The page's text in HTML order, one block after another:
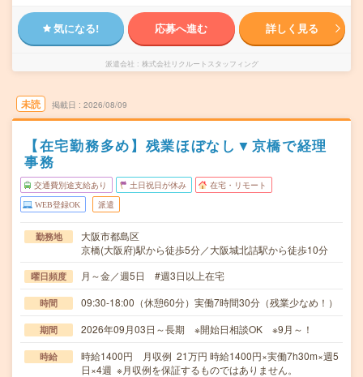
気になる! 応募へ進む 詳しく見る
派遣会社 株式会社リクルートスタッフィング
未読 掲載日 2026/08/09
【在宅勤務多め】残業ほぼなし▼京橋で経理
事務
交通費別途支給あり 土日祝日が休み 在宅・リモート
WEB登録OK 派遣
勤務地
大阪市都島区
京橋(大阪府)駅から徒歩5分／大阪城北詰駅から徒歩10分
曜日頻度 月～金／週5日 #週3日以上在宅
時間 09:30-18:00（休憩60分）実働7時間30分（残業少なめ！）
期間 2026年09月03日～長期 ※開始日相談OK ※9月～！
時給
時給1400円 月収例 21万円 時給1400円×実働7h30m×週5
日×4週 ※月収例を保証するものではありません。